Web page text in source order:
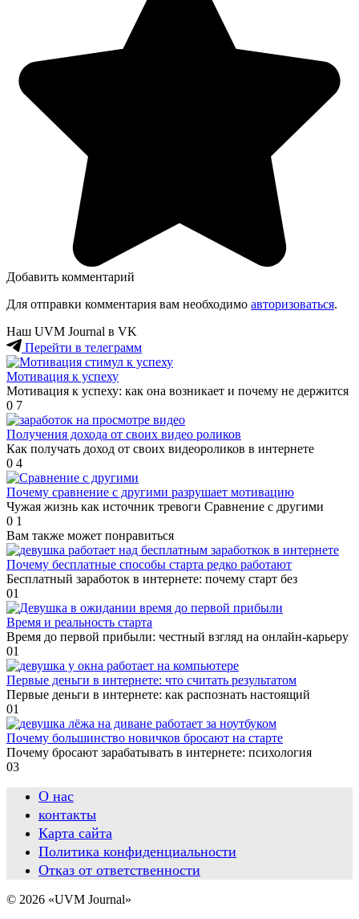
Добавить комментарий
Для отправки комментария вам необходимо авторизоваться.
Наш UVM Journal в VK
Перейти в телеграмм
Мотивация к успеху
Мотивация к успеху: как она возникает и почему не держится
0 7
Получения дохода от своих видео роликов
Как получать доход от своих видеороликов в интернете
0 4
Почему сравнение с другими разрушает мотивацию
Чужая жизнь как источник тревоги Сравнение с другими
0 1
Вам также может понравиться
Почему бесплатные способы старта редко работают
Бесплатный заработок в интернете: почему старт без
01
Время и реальность старта
Время до первой прибыли: честный взгляд на онлайн-карьеру
01
Первые деньги в интернете: что считать результатом
Первые деньги в интернете: как распознать настоящий
01
Почему большинство новичков бросают на старте
Почему бросают зарабатывать в интернете: психология
03
О нас
контакты
Карта сайта
Политика конфиденциальности
Отказ от ответственности
© 2026 «UVM Journal»